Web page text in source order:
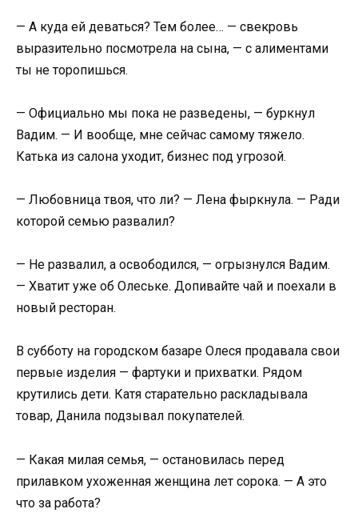
— А куда ей деваться? Тем более… — свекровь
выразительно посмотрела на сына, — с алиментами
ты не торопишься.
— Официально мы пока не разведены, — буркнул
Вадим. — И вообще, мне сейчас самому тяжело.
Катька из салона уходит, бизнес под угрозой.
— Любовница твоя, что ли? — Лена фыркнула. — Ради
которой семью развалил?
— Не развалил, а освободился, — огрызнулся Вадим.
— Хватит уже об Олеське. Допивайте чай и поехали в
новый ресторан.
В субботу на городском базаре Олеся продавала свои
первые изделия — фартуки и прихватки. Рядом
крутились дети. Катя старательно раскладывала
товар, Данила подзывал покупателей.
— Какая милая семья, — остановилась перед
прилавком ухоженная женщина лет сорока. — А это
что за работа?